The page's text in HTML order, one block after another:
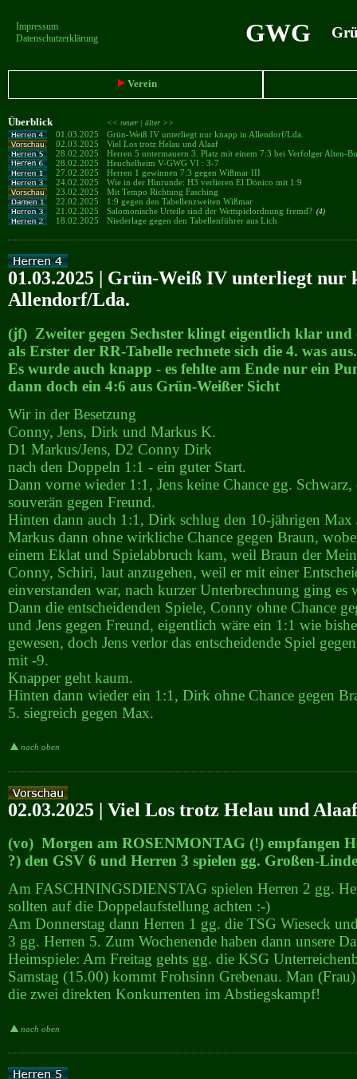
Impressum
Datenschutzerklärung
GWG
Verein
Überblick << neuer | älter >>
01.03.2025
Grün-Weiß IV unterliegt nur knapp in Allendorf/Lda.
02.03.2025
Viel Los trotz Helau und Alaaf
28.02.2025
Herren 5 untermauern 3. Platz mit einem 7:3 bei Verfolger Alten-
28.02.2025
Heuchelheim V-GWG VI : 3-7
27.02.2025
Herren 1 gewinnen 7:3 gegen Wißmar III
24.02.2025
Wie in der Hinrunde: H3 verlieren El Dönico mit 1:9
23.02.2025
Mit Tempo Richtung Fasching
22.02.2025
1:9 gegen den Tabellenzweiten Wißmar
21.02.2025
Salomonische Urteile sind der Wettspielordnung fremd? (4)
18.02.2025 Niederlage gegen den Tabellenführer aus Lich
01.03.2025 | Grün-Weiß IV unterliegt nur
Allendorf/Lda.
(jf) Zweiter gegen Sechster klingt eigentlich klar und
als Erster der RR-Tabelle rechnete sich die 4. was aus.
Es wurde auch knapp - es fehlte am Ende nur ein
dann doch ein 4:6 aus Grün-Weißer Sicht
Wir in der Besetzung
Conny, Jens, Dirk und Markus K.
D1 Markus/Jens, D2 Conny Dirk
nach den Doppeln 1:1 - ein guter Start.
Dann vorne wieder 1:1, Jens keine Chance gg.
souverän gegen Freund.
Hinten dann auch 1:1, Dirk schlug den 10-jährigen Max
Markus dann ohne wirkliche Chance gegen Braun,
einem Eklat und Spielabbruch kam, weil Braun der
Conny, Schiri, laut anzugehen, weil er mit einer
einverstanden war, nach kurzer Unterbrechnung ging es
Dann die entscheidenden Spiele, Conny ohne Chance
und Jens gegen Freund, eigentlich wäre ein 1:1 wie
gewesen, doch Jens verlor das entscheidende Spiel
mit -9.
Knapper geht kaum.
Hinten dann wieder ein 1:1, Dirk ohne Chance gegen
5. siegreich gegen Max.
nach oben
02.03.2025 | Viel Los trotz Helau und Alaaf
(vo) Morgen am ROSENMONTAG (!) empfangen
?) den GSV 6 und Herren 3 spielen gg. Großen-
Am FASCHNINGSDIENSTAG spielen Herren 2 gg.
sollten auf die Doppelaufstellung achten :-)
Am Donnerstag dann Herren 1 gg. die TSG Wieseck
3 gg. Herren 5. Zum Wochenende haben dann unsere
Heimspiele: Am Freitag gehts gg. die KSG
Samstag (15.00) kommt Frohsinn Grebenau. Man
die zwei direkten Konkurrenten im Abstiegskampf!
nach oben